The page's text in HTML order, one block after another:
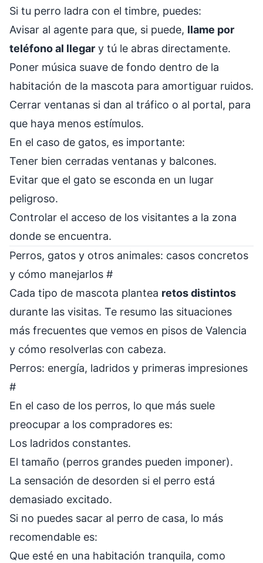
Si tu perro ladra con el timbre, puedes:
Avisar al agente para que, si puede, llame por
teléfono al llegar y tú le abras directamente.
Poner música suave de fondo dentro de la
habitación de la mascota para amortiguar ruidos.
Cerrar ventanas si dan al tráfico o al portal, para
que haya menos estímulos.
En el caso de gatos, es importante:
Tener bien cerradas ventanas y balcones.
Evitar que el gato se esconda en un lugar
peligroso.
Controlar el acceso de los visitantes a la zona
donde se encuentra.
Perros, gatos y otros animales: casos concretos
y cómo manejarlos #
Cada tipo de mascota plantea retos distintos
durante las visitas. Te resumo las situaciones
más frecuentes que vemos en pisos de Valencia
y cómo resolverlas con cabeza.
Perros: energía, ladridos y primeras impresiones
#
En el caso de los perros, lo que más suele
preocupar a los compradores es:
Los ladridos constantes.
El tamaño (perros grandes pueden imponer).
La sensación de desorden si el perro está
demasiado excitado.
Si no puedes sacar al perro de casa, lo más
recomendable es:
Que esté en una habitación tranquila, como